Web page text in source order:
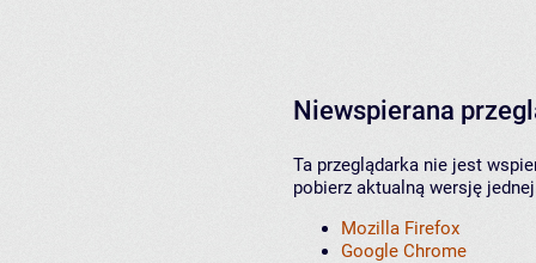
Niewspierana
Ta przeglądarka nie jest
pobierz aktualną wersję
Mozilla Firefox
Google Chrome